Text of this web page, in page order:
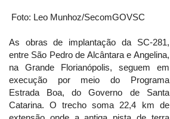
Foto: Leo Munhoz/SecomGOVSC
As obras de implantação da SC-281,
entre São Pedro de Alcântara e Angelina,
na Grande Florianópolis, seguem em
execução por meio do Programa
Estrada Boa, do Governo de Santa
Catarina. O trecho soma 22,4 km de